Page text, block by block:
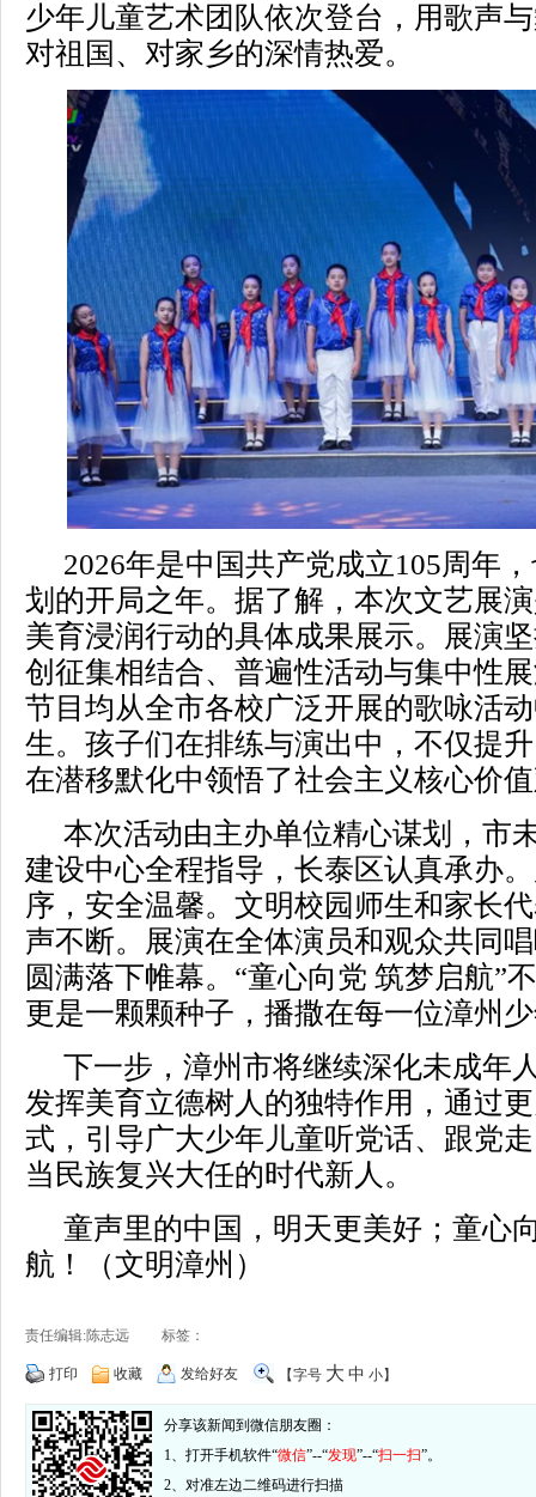
少年儿童艺术团队依次登台，用歌声
对祖国、对家乡的深情热爱。
2026年是中国共产党成立105周年
划的开局之年。 据了解， 本次文艺展
美育浸润行动的具体成果展示。
展演
创征集相结合、普遍性活动与集中性
节目均从全市各校广泛开展的歌咏活
生。孩子们在排练与演出中，不仅提
在潜移默化中领悟了社会主义核心价
本次活动由主办单位精心谋划，市
建设中心全程指导，长泰区认真承办
序，安全温馨。文明校园师生和家长
声不断。
展演在全体演员和观众共同
圆满落下帷幕。“童心向党 筑梦启航”
更是一颗颗种子，播撒在每一位漳州
下一步，漳州市将继续深化未成年
发挥美育立德树人的独特作用，通过
式，引导广大少年儿童听党话、跟党
当民族复兴大任的时代新人。
童声里的中国，明天更美好；童心
航！（文明漳州）
责任编辑:陈志远 标签：
打印 收藏 发给好友 【字号 大 中 小】
分享该新闻到微信朋友圈：
1、打开手机软件“微信”--“发现”--“扫一扫”。
2、对准左边二维码进行扫描